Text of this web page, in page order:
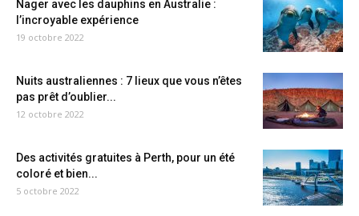
Nager avec les dauphins en Australie :
l’incroyable expérience
19 octobre 2022
Nuits australiennes : 7 lieux que vous n’êtes
pas prêt d’oublier...
12 octobre 2022
Des activités gratuites à Perth, pour un été
coloré et bien...
5 octobre 2022